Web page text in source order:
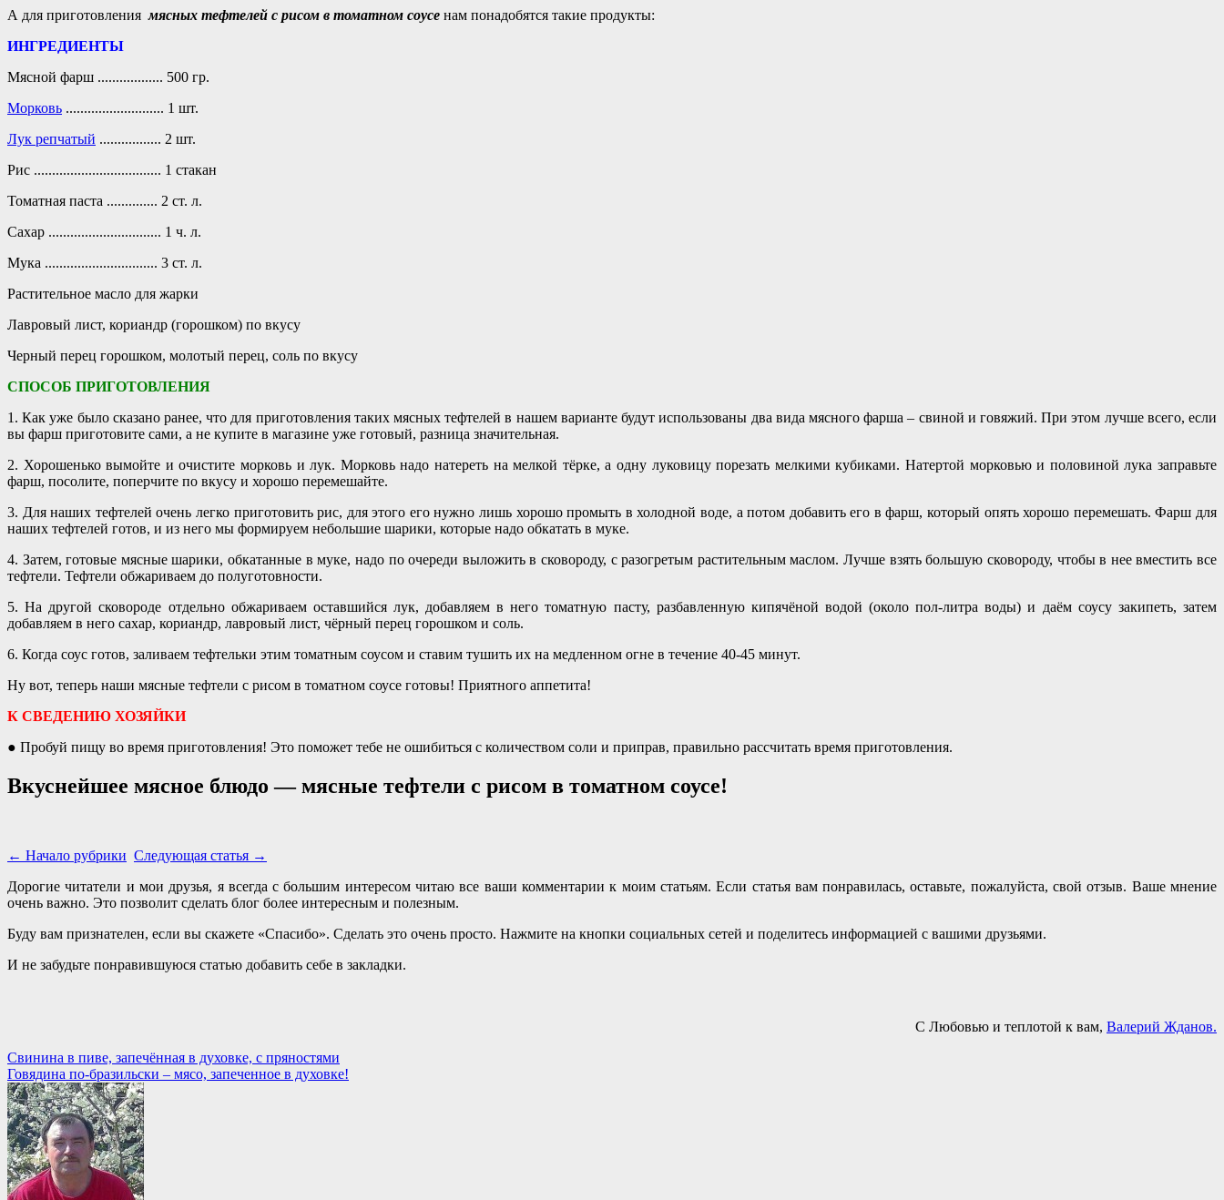
А для приготовлениямясных тефтелей с рисом в томатном соусе нам понадобятся такие продукты:
ИНГРЕДИЕНТЫ
Мясной фарш .................. 500 гр.
Морковь ........................... 1 шт.
Лук репчатый ................. 2 шт.
Рис ................................... 1 стакан
Томатная паста .............. 2 ст. л.
Сахар ............................... 1 ч. л.
Мука ............................... 3 ст. л.
Растительное масло для жарки
Лавровый лист, кориандр (горошком) по вкусу
Черный перец горошком, молотый перец, соль по вкусу
СПОСОБ ПРИГОТОВЛЕНИЯ
1. Как уже было сказано ранее, что для приготовления таких мясных тефтелей в нашем варианте будут использованы два вида мясного фарша – свиной и говяжий. При этом лучше всего, если
вы фарш приготовите сами, а не купите в магазине уже готовый, разница значительная.
2. Хорошенько вымойте и очистите морковь и лук. Морковь надо натереть на мелкой тёрке, а одну луковицу порезать мелкими кубиками. Натертой морковью и половиной лука заправьте
фарш, посолите, поперчите по вкусу и хорошо перемешайте.
3. Для наших тефтелей очень легко приготовить рис, для этого его нужно лишь хорошо промыть в холодной воде, а потом добавить его в фарш, который опять хорошо перемешать. Фарш для
наших тефтелей готов, и из него мы формируем небольшие шарики, которые надо обкатать в муке.
4. Затем, готовые мясные шарики, обкатанные в муке, надо по очереди выложить в сковороду, с разогретым растительным маслом. Лучше взять большую сковороду, чтобы в нее вместить все
тефтели. Тефтели обжариваем до полуготовности.
5. На другой сковороде отдельно обжариваем оставшийся лук, добавляем в него томатную пасту, разбавленную кипячёной водой (около пол-литра воды) и даём соусу закипеть, затем
добавляем в него сахар, кориандр, лавровый лист, чёрный перец горошком и соль.
6. Когда соус готов, заливаем тефтельки этим томатным соусом и ставим тушить их на медленном огне в течение 40-45 минут.
Ну вот, теперь наши мясные тефтели с рисом в томатном соусе готовы! Приятного аппетита!
К СВЕДЕНИЮ ХОЗЯЙКИ
● Пробуй пищу во время приготовления! Это поможет тебе не ошибиться с количеством соли и приправ, правильно рассчитать время приготовления.
Вкуснейшее мясное блюдо — мясные тефтели с рисом в томатном соусе!
← Начало рубрики Следующая статья →
Дорогие читатели и мои друзья, я всегда с большим интересом читаю все ваши комментарии к моим статьям. Если статья вам понравилась, оставьте, пожалуйста, свой отзыв. Ваше мнение
очень важно. Это позволит сделать блог более интересным и полезным.
Буду вам признателен, если вы скажете «Спасибо». Сделать это очень просто. Нажмите на кнопки социальных сетей и поделитесь информацией с вашими друзьями.
И не забудьте понравившуюся статью добавить себе в закладки.
С Любовью и теплотой к вам, Валерий Жданов.
Навигация
по
записям
Свинина в пиве, запечённая в духовке, с пряностями
Говядина по-бразильски – мясо, запеченное в духовке!